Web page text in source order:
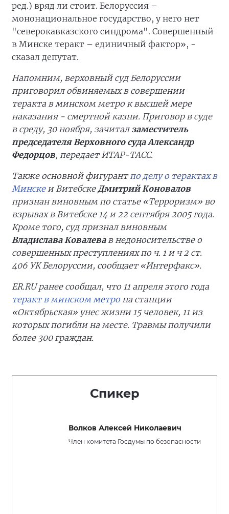
ред.) вряд ли стоит. Белоруссия –
мононациональное государство, у него нет
"северокавказского синдрома". Совершенный
в Минске теракт – единичный фактор», -
сказал депутат.
Напомним, верховный суд Белоруссии
приговорил обвиняемых в совершении
теракта в минском метро к высшей мере
наказания - смертной казни. Приговор в суде
в среду, 30 ноября, зачиталзаместитель
председателя Верховного суда Александр
Федорцов, передает ИТАР-ТАСС.
Также основной фигурантпо делу о терактах в
Минскеи ВитебскеДмитрий Коновалов
признан виновным по статье «Терроризм» во
взрывах в Витебске 14 и 22 сентября 2005 года.
Кроме того, суд признал виновным
Владислава Ковалевав недоносительстве о
совершенных преступлениях по ч. 1 и ч 2 ст.
406 УК Белоруссии, сообщает «Интерфакс».
ER.RU ранее сообщал, что 11 апреля этого года
теракт в минском метро на станции
«Октябрьская» унес жизни 15 человек, 11 из
которых погибли на месте. Травмы получили
более 300 граждан.
Спикер
Волков Алексей Николаевич
Член комитета Госдумы по безопасности